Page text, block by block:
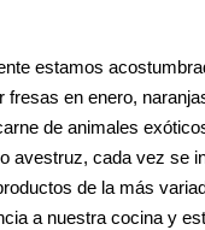
estamos
fresas en enero,
de animales
avestruz, cada vez se
de la más
a nuestra cocina y